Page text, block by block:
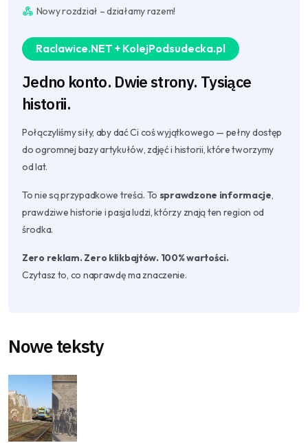
Nowy rozdział – działamy razem!
Raclawice.NET + KolejPodsudecka.pl
Jedno konto. Dwie strony. Tysiące
historii.
Połączyliśmy siły, aby dać Ci coś wyjątkowego — pełny dostęp
do ogromnej bazy artykułów, zdjęć i historii, które tworzymy
od lat.
To nie są przypadkowe treści. To sprawdzone informacje,
prawdziwe historie i pasja ludzi, którzy znają ten region od
środka.
Zero reklam. Zero klikbajtów. 100% wartości.
Czytasz to, co naprawdę ma znaczenie.
Nowe teksty